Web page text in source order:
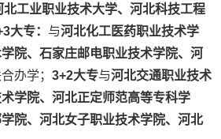
北工业职业技术大学、河北科技工程
大专： 与河北化工医药职业技术学
院、石家庄邮电职业技术学院、河
办学； 3+2大专与河北交通职业技术
学院、河北正定师范高等专科学
院、河北女子职业技术学院、河北